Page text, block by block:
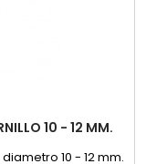
10 - 12 MM.
10 - 12 mm.